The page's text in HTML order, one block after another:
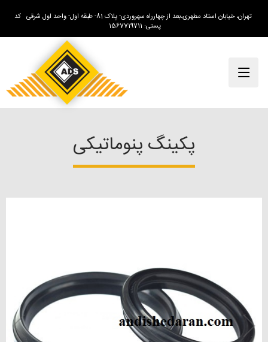
تهران، خیابان استاد مطهری،بعد از چهارراه سهروردی- پلاک 81- طبقه اول- واحد اول شرقی کد
پستی: 1567719711
پکینگ پنوماتیکی